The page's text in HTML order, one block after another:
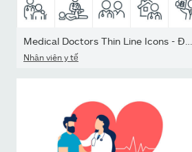
Nhân viên y tế